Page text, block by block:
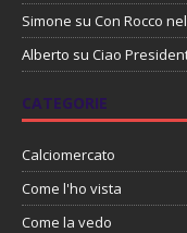
Simone su Con Rocco
Alberto su Ciao
CATEGORIE
Calciomercato
Come l'ho vista
Come la vedo